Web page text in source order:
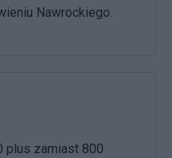
Nawrockiego.
plus zamiast 800